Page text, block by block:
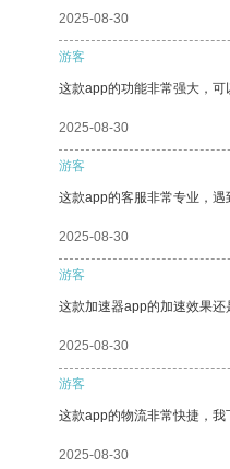
2025-08-30
游客
这款app的功能非常强大，可
2025-08-30
游客
这款app的客服非常专业，遇
2025-08-30
游客
这款加速器app的加速效果还
2025-08-30
游客
这款app的物流非常快捷，我
2025-08-30